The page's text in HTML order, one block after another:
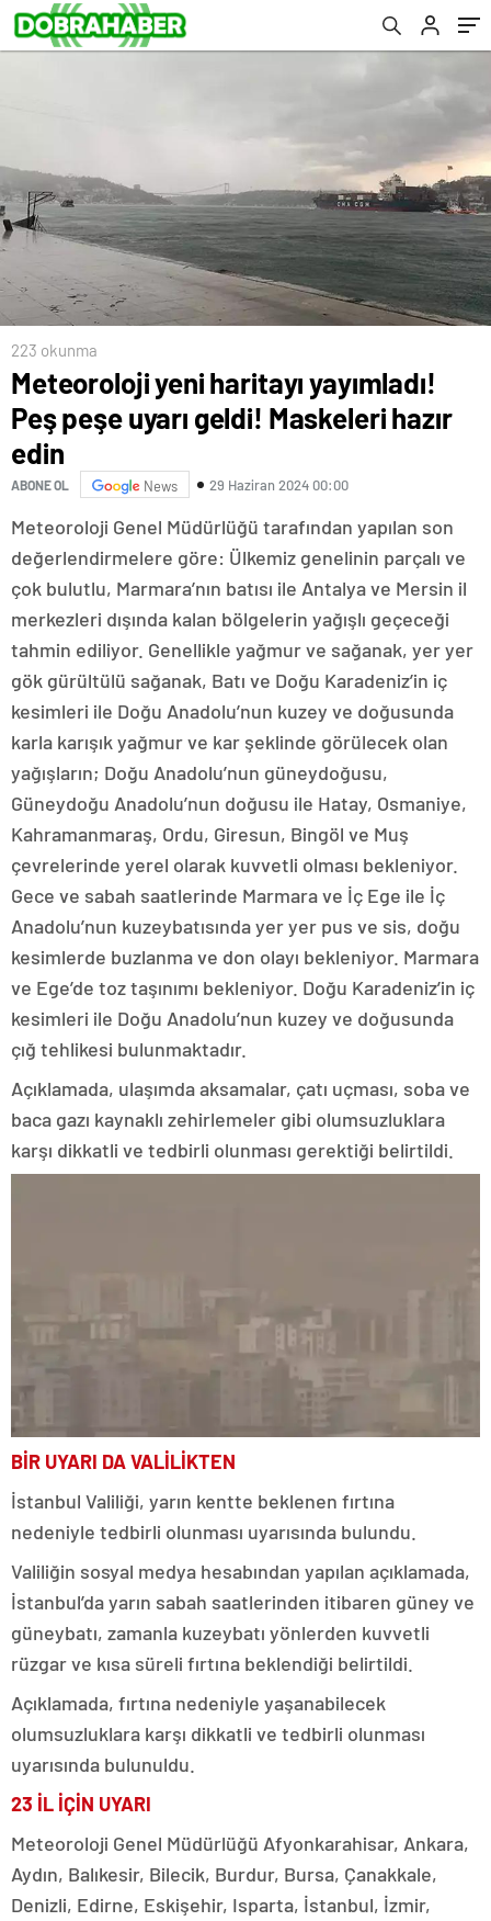
223 okunma
Meteoroloji yeni haritayı yayımladı!
Peş peşe uyarı geldi! Maskeleri hazır
edin
ABONE OL News 29 Haziran 2024 00:00
Meteoroloji Genel Müdürlüğü tarafından yapılan son
değerlendirmelere göre: Ülkemiz genelinin parçalı ve
çok bulutlu, Marmara’nın batısı ile Antalya ve Mersin il
merkezleri dışında kalan bölgelerin yağışlı geçeceği
tahmin ediliyor. Genellikle yağmur ve sağanak, yer yer
gök gürültülü sağanak, Batı ve Doğu Karadeniz’in iç
kesimleri ile Doğu Anadolu’nun kuzey ve doğusunda
karla karışık yağmur ve kar şeklinde görülecek olan
yağışların; Doğu Anadolu’nun güneydoğusu,
Güneydoğu Anadolu’nun doğusu ile Hatay, Osmaniye,
Kahramanmaraş, Ordu, Giresun, Bingöl ve Muş
çevrelerinde yerel olarak kuvvetli olması bekleniyor.
Gece ve sabah saatlerinde Marmara ve İç Ege ile İç
Anadolu’nun kuzeybatısında yer yer pus ve sis, doğu
kesimlerde buzlanma ve don olayı bekleniyor. Marmara
ve Ege’de toz taşınımı bekleniyor. Doğu Karadeniz’in iç
kesimleri ile Doğu Anadolu’nun kuzey ve doğusunda
çığ tehlikesi bulunmaktadır.
Açıklamada, ulaşımda aksamalar, çatı uçması, soba ve
baca gazı kaynaklı zehirlemeler gibi olumsuzluklara
karşı dikkatli ve tedbirli olunması gerektiği belirtildi.
BİR UYARI DA VALİLİKTEN
İstanbul Valiliği, yarın kentte beklenen fırtına
nedeniyle tedbirli olunması uyarısında bulundu.
Valiliğin sosyal medya hesabından yapılan açıklamada,
İstanbul’da yarın sabah saatlerinden itibaren güney ve
güneybatı, zamanla kuzeybatı yönlerden kuvvetli
rüzgar ve kısa süreli fırtına beklendiği belirtildi.
Açıklamada, fırtına nedeniyle yaşanabilecek
olumsuzluklara karşı dikkatli ve tedbirli olunması
uyarısında bulunuldu.
23 İL İÇİN UYARI
Meteoroloji Genel Müdürlüğü Afyonkarahisar, Ankara,
Aydın, Balıkesir, Bilecik, Burdur, Bursa, Çanakkale,
Denizli, Edirne, Eskişehir, Isparta, İstanbul, İzmir,